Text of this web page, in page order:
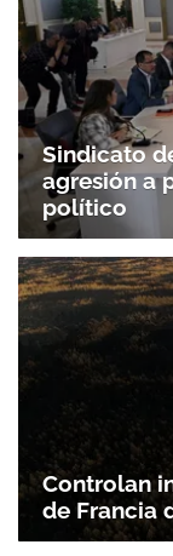
Sindicato
agresión a
político
Controlan
de Francia